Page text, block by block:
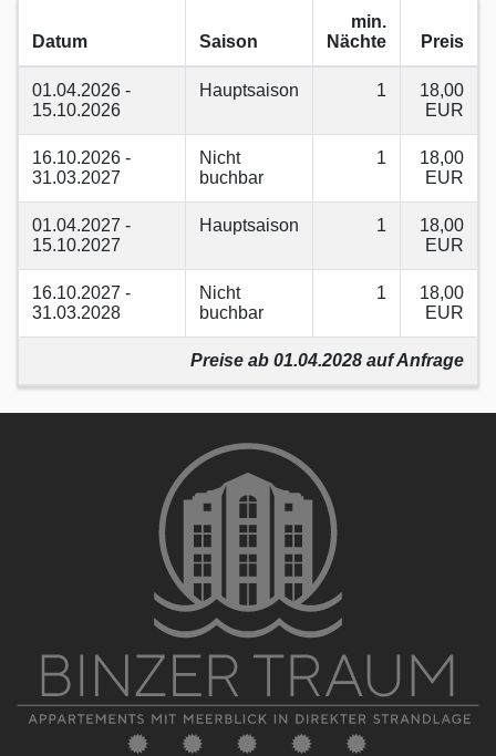
Datum Saison
min.
Nächte
Preis
01.04.2026 -
15.10.2026
Hauptsaison 1
18,00
EUR
16.10.2026 -
31.03.2027
Nicht
buchbar
1
18,00
EUR
01.04.2027 -
15.10.2027
Hauptsaison 1
18,00
EUR
16.10.2027 -
31.03.2028
Nicht
buchbar
1
18,00
EUR
Preise ab 01.04.2028 auf Anfrage